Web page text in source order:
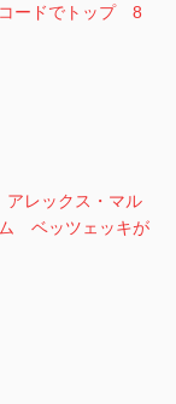
ードでトップ 8
レックス・マル
ベッツェッキが